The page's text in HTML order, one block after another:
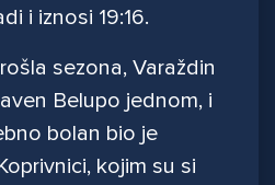
i iznosi 19:16.
sezona, Varaždin
Belupo jednom, i
bolan bio je
kojim su si